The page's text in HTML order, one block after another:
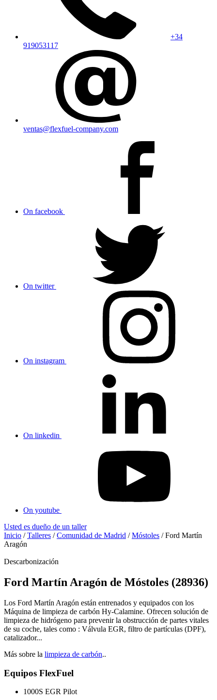
+34
919053117
ventas@flexfuel-company.com
On facebook
On twitter
On instagram
On linkedin
On youtube
Usted es dueño de un taller
Inicio /Talleres /Comunidad de Madrid /Móstoles /Ford Martín
Aragón
Descarbonización
Ford Martín Aragón de Móstoles (28936)
Los Ford Martín Aragón están entrenados y equipados con los
Máquina de limpieza de carbón Hy-Calamine. Ofrecen solución de
limpieza de hidrógeno para prevenir la obstrucción de partes vitales
de su coche, tales como : Válvula EGR, filtro de partículas (DPF),
catalizador...
Más sobre la limpieza de carbón..
Equipos FlexFuel
1000S EGR Pilot